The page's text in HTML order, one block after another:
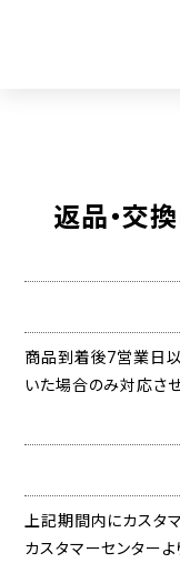
返品・交
商品到着後7営業日以
いた場合のみ対応させ
上記期間内にカスタ
カスタマーセンター